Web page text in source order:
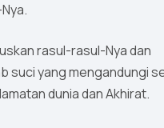
rasul-rasul-Nya dan
suci yang mengandungi
dunia dan Akhirat.